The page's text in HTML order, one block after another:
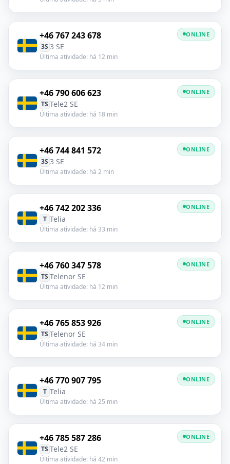
+46 767 243 678
3S 3 SE
Última atividade: há 12 min
ONLINE
+46 790 606 623
TS Tele2 SE
Última atividade: há 18 min
ONLINE
+46 744 841 572
3S 3 SE
Última atividade: há 2 min
ONLINE
+46 742 202 336
T Telia
Última atividade: há 33 min
ONLINE
+46 760 347 578
TS Telenor SE
Última atividade: há 12 min
ONLINE
+46 765 853 926
TS Telenor SE
Última atividade: há 34 min
ONLINE
+46 770 907 795
T Telia
Última atividade: há 25 min
ONLINE
+46 785 587 286
TS Tele2 SE
Última atividade: há 42 min
ONLINE